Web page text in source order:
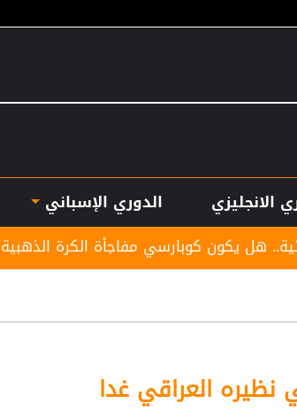
الانجليزي الدوري الإسباني
موعد مفاجأة الكرة الذهبية؟
نظيره العراقي غدا